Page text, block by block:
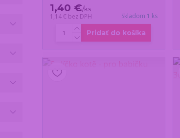
1,40 €/ks
1,14 € bez DPH Skladom 1 ks
Pridať do košíka